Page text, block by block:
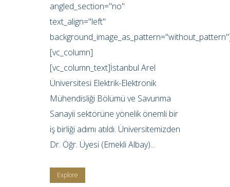
angled_section="no"
text_align="left"
[vc_column]
[vc_column_text]İstanbul Arel
Üniversitesi Elektrik-Elektronik
Mühendisliği Bölümü ve Savunma
Sanayii sektörüne yönelik önemli bir
iş birliği adımı atıldı. Üniversitemizden
Dr. Öğr. Üyesi (Emekli Albay)...
Explore